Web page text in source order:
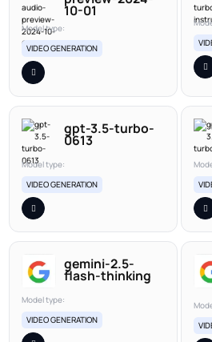
10-01
Model type:
VIDEO GENERATION
gpt-3.5-turbo-
0613
Model type:
VIDEO GENERATION
gemini-2.5-
flash-thinking
Model type:
VIDEO GENERATION